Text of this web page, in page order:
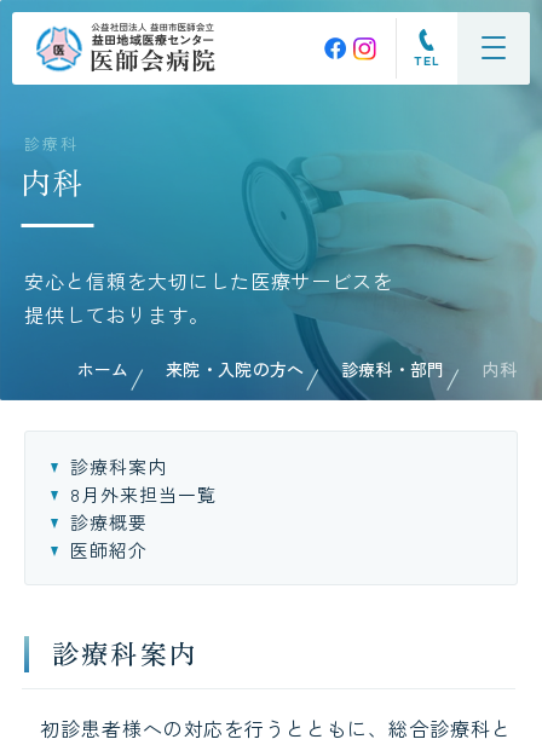
TEL
診療科
内科
安心と信頼を大切にした医療サービスを
提供しております。
ホーム 来院・入院の方へ 診療科・部門 内科
診療科案内
8月外来担当一覧
診療概要
医師紹介
診療科案内
初診患者様への対応を行うとともに、総合診療科と